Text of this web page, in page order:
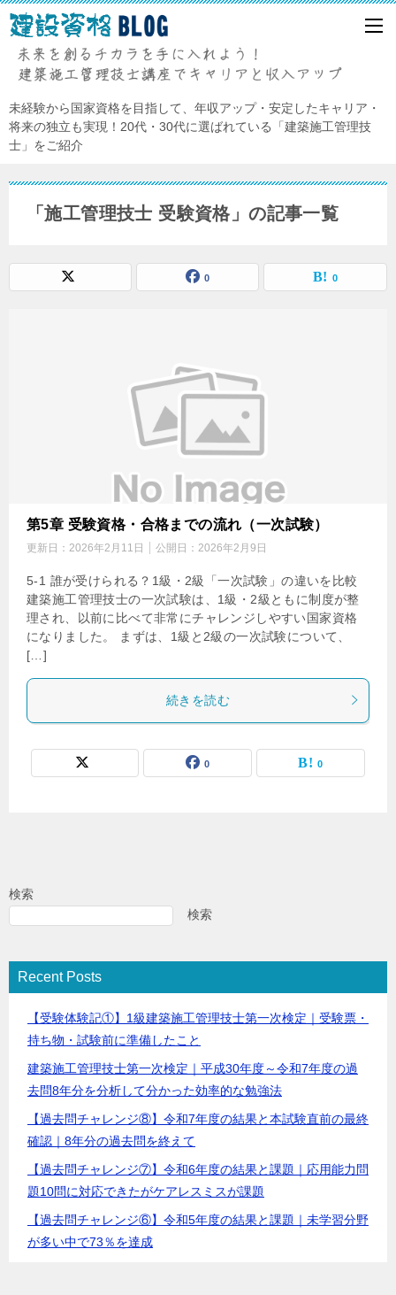
未経験から国家資格を目指して、年収アップ・安定したキャリア・
将来の独立も実現！20代・30代に選ばれている「建築施工管理技
士」をご紹介
「施工管理技士 受験資格」の記事一覧
0 0
第5章 受験資格・合格までの流れ（一次試験）
更新日： 2026年2月11日 公開日： 2026年2月9日
5-1 誰が受けられる？1級・2級「一次試験」の違いを比較
建築施工管理技士の一次試験は、1級・2級ともに制度が整
理され、以前に比べて非常にチャレンジしやすい国家資格
になりました。 まずは、1級と2級の一次試験について、
[…]
続きを読む
0 0
検索
検索
Recent Posts
【受験体験記①】1級建築施工管理技士第一次検定｜受験票・
持ち物・試験前に準備したこと
建築施工管理技士第一次検定｜平成30年度～令和7年度の過
去問8年分を分析して分かった効率的な勉強法
【過去問チャレンジ⑧】令和7年度の結果と本試験直前の最終
確認｜8年分の過去問を終えて
【過去問チャレンジ⑦】令和6年度の結果と課題｜応用能力問
題10問に対応できたがケアレスミスが課題
【過去問チャレンジ⑥】令和5年度の結果と課題｜未学習分野
が多い中で73％を達成